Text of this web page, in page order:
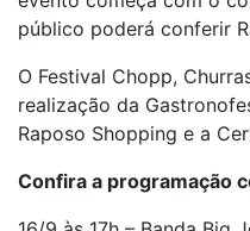
público poderá conferir
O Festival Chopp,
realização da
Raposo Shopping e a
Confira a programação